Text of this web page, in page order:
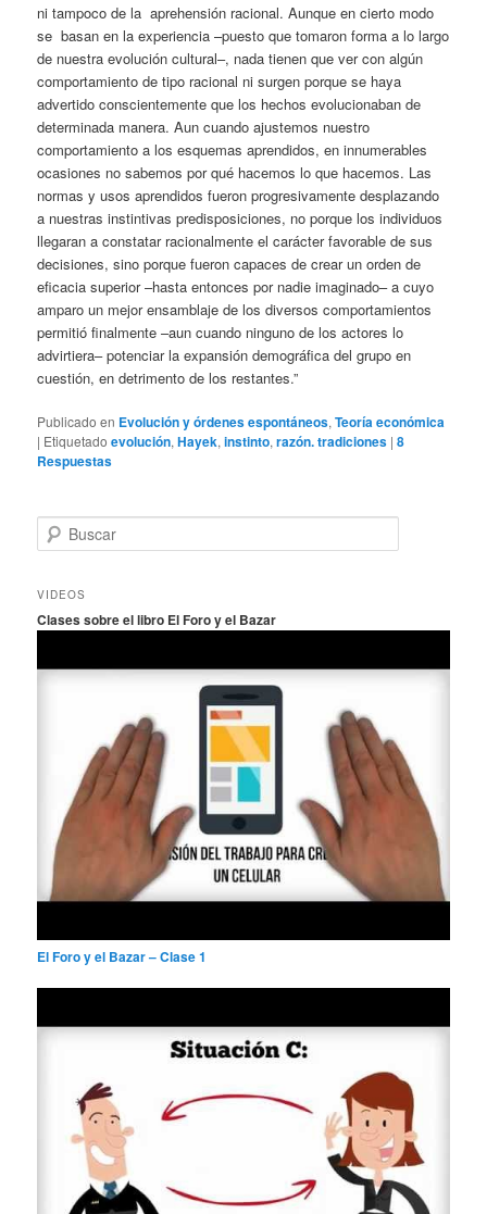
ni tampoco de la aprehensión racional. Aunque en cierto modo
se basan en la experiencia –puesto que tomaron forma a lo largo
de nuestra evolución cultural–, nada tienen que ver con algún
comportamiento de tipo racional ni surgen porque se haya
advertido conscientemente que los hechos evolucionaban de
determinada manera. Aun cuando ajustemos nuestro
comportamiento a los esquemas aprendidos, en innumerables
ocasiones no sabemos por qué hacemos lo que hacemos. Las
normas y usos aprendidos fueron progresivamente desplazando
a nuestras instintivas predisposiciones, no porque los individuos
llegaran a constatar racionalmente el carácter favorable de sus
decisiones, sino porque fueron capaces de crear un orden de
eficacia superior –hasta entonces por nadie imaginado– a cuyo
amparo un mejor ensamblaje de los diversos comportamientos
permitió finalmente –aun cuando ninguno de los actores lo
advirtiera– potenciar la expansión demográfica del grupo en
cuestión, en detrimento de los restantes.”
Publicado en Evolución y órdenes espontáneos,Teoría económica
| Etiquetado evolución,Hayek,instinto,razón. tradiciones |8
Respuestas
u
c
r
VIDEOS
Clases sobre el libro El Foro y el Bazar
El Foro y el Bazar – Clase 1